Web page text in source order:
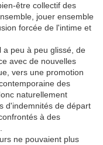
être collectif des
jouer ensemble
forcée de l'intime et
a peu à peu glissé, de
avec de nouvelles
vers une promotion
des
naturellement
d'indemnités de départ
à des
ne pouvaient plus